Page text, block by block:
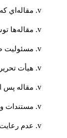
مقاله‌اي
مقاله‌ها
مسئوليت
هيأت
مقاله پس
مستندات و
عدم